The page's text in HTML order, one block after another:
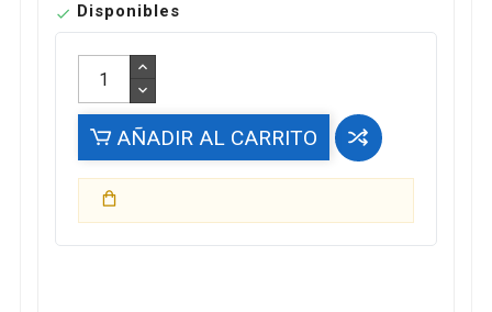
 Disponibles
AÑADIR AL CARRITO